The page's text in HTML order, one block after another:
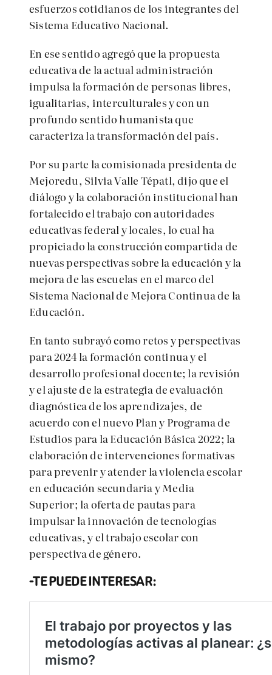
esfuerzos cotidianos de los integrantes del
Sistema Educativo Nacional.
En ese sentido agregó que la propuesta
educativa de la actual administración
impulsa la formación de personas libres,
igualitarias, interculturales y con un
profundo sentido humanista que
caracteriza la transformación del país.
Por su parte la comisionada presidenta de
Mejoredu, Silvia Valle Tépatl, dijo que el
diálogo y la colaboración institucional han
fortalecido el trabajo con autoridades
educativas federal y locales, lo cual ha
propiciado la construcción compartida de
nuevas perspectivas sobre la educación y la
mejora de las escuelas en el marco del
Sistema Nacional de Mejora Continua de la
Educación.
En tanto subrayó como retos y perspectivas
para 2024 la formación continua y el
desarrollo profesional docente; la revisión
y el ajuste de la estrategia de evaluación
diagnóstica de los aprendizajes, de
acuerdo con el nuevo Plan y Programa de
Estudios para la Educación Básica 2022; la
elaboración de intervenciones formativas
para prevenir y atender la violencia escolar
en educación secundaria y Media
Superior; la oferta de pautas para
impulsar la innovación de tecnologías
educativas, y el trabajo escolar con
perspectiva de género.
-TE PUEDE INTERESAR: